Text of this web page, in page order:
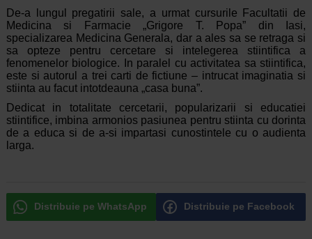
De-a lungul pregatirii sale, a urmat cursurile Facultatii de
Medicina si Farmacie „Grigore T. Popa” din Iasi,
specializarea Medicina Generala, dar a ales sa se retraga si
sa opteze pentru cercetare si intelegerea stiintifica a
fenomenelor biologice. In paralel cu activitatea sa stiintifica,
este si autorul a trei carti de fictiune – intrucat imaginatia si
stiinta au facut intotdeauna „casa buna”.
Dedicat in totalitate cercetarii, popularizarii si educatiei
stiintifice, imbina armonios pasiunea pentru stiinta cu dorinta
de a educa si de a-si impartasi cunostintele cu o audienta
larga.
Distribuie pe WhatsApp Distribuie pe Facebook